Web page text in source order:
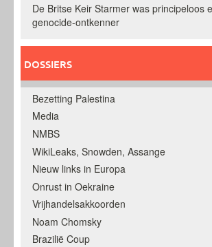
De Britse Keir Starmer was principeloos
genocide-ontkenner
DOSSIERS
Bezetting Palestina
Media
NMBS
WikiLeaks, Snowden, Assange
Nieuw links in Europa
Onrust in Oekraine
Vrijhandelsakkoorden
Noam Chomsky
Brazilië Coup